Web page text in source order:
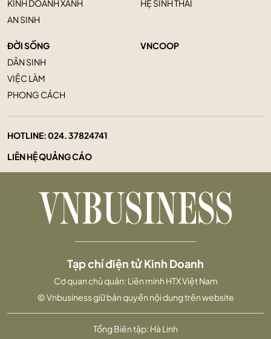
KINH DOANH XANH
AN SINH
HỆ SINH THÁI
ĐỜI SỐNG
DÂN SINH
VIỆC LÀM
PHONG CÁCH
VNCOOP
HOTLINE:024. 37824741
LIÊN HỆ QUẢNG CÁO
Tổng Biên tập: Hà Linh
Tạp chí điện tử Kinh Doanh
Cơ quan chủ quản: Liên minh HTX Việt Nam
© Vnbusiness giữ bản quyền nội dung trên website